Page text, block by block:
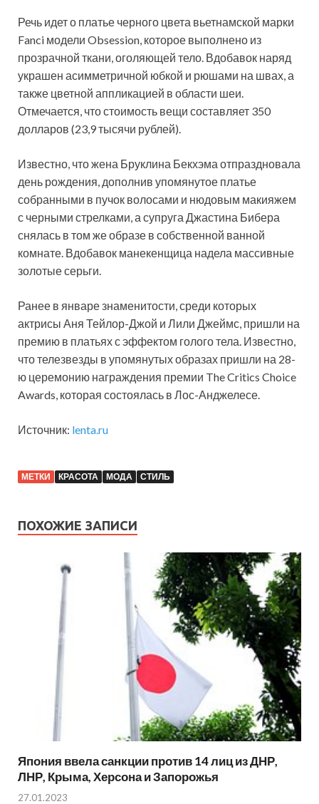
Речь идет о платье черного цвета вьетнамской марки
Fanci модели Obsession, которое выполнено из
прозрачной ткани, оголяющей тело. Вдобавок наряд
украшен асимметричной юбкой и рюшами на швах, а
также цветной аппликацией в области шеи.
Отмечается, что стоимость вещи составляет 350
долларов (23,9 тысячи рублей).
Известно, что жена Бруклина Бекхэма отпраздновала
день рождения, дополнив упомянутое платье
собранными в пучок волосами и нюдовым макияжем
с черными стрелками, а супруга Джастина Бибера
снялась в том же образе в собственной ванной
комнате. Вдобавок манекенщица надела массивные
золотые серьги.
Ранее в январе знаменитости, среди которых
актрисы Аня Тейлор-Джой и Лили Джеймс, пришли на
премию в платьях с эффектом голого тела. Известно,
что телезвезды в упомянутых образах пришли на 28-
ю церемонию награждения премии The Critics Choice
Awards, которая состоялась в Лос-Анджелесе.
Источник: lenta.ru
МЕТКИ КРАСОТА МОДА СТИЛЬ
ПОХОЖИЕ ЗАПИСИ
Япония ввела санкции против 14 лиц из ДНР,
ЛНР, Крыма, Херсона и Запорожья
27.01.2023